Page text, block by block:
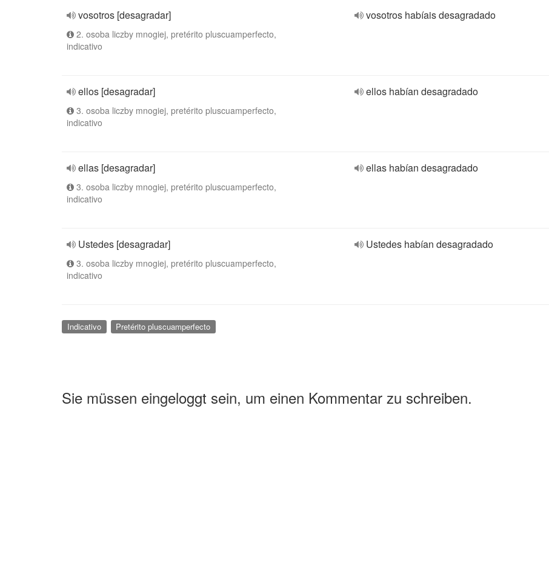
vosotros [desagradar]
2. osoba liczby mnogiej, pretérito pluscuamperfecto,
indicativo
vosotros habíais desagradado
ellos [desagradar]
3. osoba liczby mnogiej, pretérito pluscuamperfecto,
indicativo
ellos habían desagradado
ellas [desagradar]
3. osoba liczby mnogiej, pretérito pluscuamperfecto,
indicativo
ellas habían desagradado
Ustedes [desagradar]
3. osoba liczby mnogiej, pretérito pluscuamperfecto,
indicativo
Ustedes habían desagradado
Indicativo Pretérito pluscuamperfecto
Sie müssen eingeloggt sein, um einen Kommentar zu schreiben.